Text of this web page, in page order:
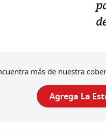
más de nuestra
Agrega La